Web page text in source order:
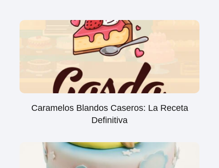
Caramelos Blandos Caseros: La Receta
Definitiva